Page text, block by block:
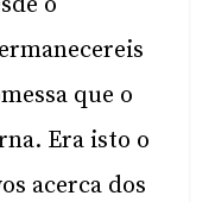
que o
Era isto o
acerca dos